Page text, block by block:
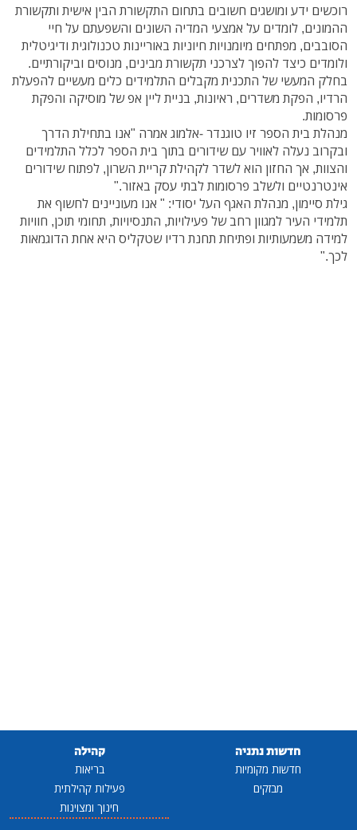
רוכשים ידע ומושגים חשובים בתחום התקשורת הבין אישית ותקשורת
ההמונים, לומדים על אמצעי המדיה השונים והשפעתם על חיי
הסובבים, מפתחים מיומנויות חיוניות באוריינות טכנולוגית ודיגיטלית
ולומדים כיצד להפוך לצרכני תקשורת מבינים, מנוסים וביקורתיים.
בחלק המעשי של התכנית מקבלים התלמידים כלים מעשיים להפעלת
הרדיו, הפקת משדרים, ראיונות, בניית ליין אפ של מוסיקה והפקת
פרסומות.
מנהלת בית הספר זיו טוגנדר -אלמוג אמרה "אנו בתחילת הדרך
ובקרוב נעלה לאוויר עם שידורים בתוך בית הספר לכלל התלמידים
והצוות, אך החזון הוא לשדר לקהילת קריית השרון, לפתוח שידורים
אינטרנטיים ולשלב פרסומות לבתי עסק באזור."
גילת סיימון, מנהלת האגף העל יסודי: " אנו מעוניינים לחשוף את
תלמידי העיר למגוון רחב של פעילויות, התנסיויות, תחומי תוכן, חוויות
למידה משמעותיות ופתיחת תחנת רדיו שטקליס היא אחת הדוגמאות
לכך."
חדשות נתניה
חדשות מקומיות
מבזקים
קהילה
בריאות
פעילות קהילתית
חינוך ומצוינות